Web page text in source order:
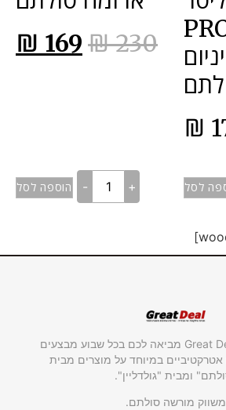
₪
לסל
230
₪
169
₪
+
- הוספה לסל
חנות המבצעים Great Deal מביאה לכם בכל שבוע מבצעים
במיוחד על מוצרים מבית
ומבית "גולדליין".
משווק מורשה סולתם.